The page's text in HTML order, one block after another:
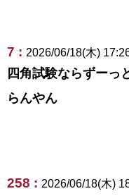
7 : 2026/06/18(木)
四角試験ならずーっ
らんやん
258 : 2026/06/18(木)